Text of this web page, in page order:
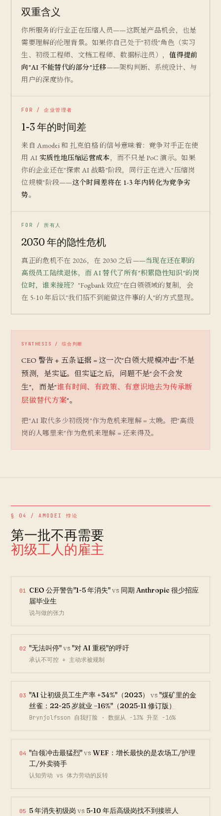
双重含义
你所服务的行业正在压缩人员——这既是产品机会，也是
需要理解的伦理背景。如果你自己处于"初级"角色（实习
生、初级工程师、文档工程师、数据标注员），值得提前
向"AI 不能替代的部分"迁移——架构判断、系统设计、与
用户的深度协作。
FOR / 企业管理者
1-3 年的时间差
来自Amodei和 扎克伯格的信号意味着：竞争对手正在使
用 AI 实质性地压缩运营成本，而不只是 PoC 演示。如果
你的企业还在"探索 AI 战略"阶段，同行正在进入"压缩岗
位规模"阶段——这个时间差将在 1-3 年内转化为竞争劣
势。
FOR / 所有人
2030 年的隐性危机
真正的危机不在 2026，在 2030 之后——当现在还在职的
高级员工陆续退休，而 AI 替代了所有"积累隐性知识"的岗
位时，谁来接班？ "Fogbank 效应"在白领领域的复制，会
在 5-10 年后以"我们招不到能做这件事的人"的方式显现。
CEO 警告 + 五条证据 = 这一次"白领大规模冲击"不是
预测，是实证。但实证之后，问题不是"会不会发
生"，而是"谁有时间、有政策、有意识地去为传承断
层做替代方案"。
把"AI 取代多少初级岗"作为危机来理解 = 太晚。把"高级
岗的人哪里来"作为危机来理解 = 还来得及。
§ 04 / AMODEI 悖论
第一批不再需要
初级工人的雇主
01 CEO 公开警告"1-5 年消失"vs 同期 Anthropic 很少招应
届毕业生
说与做的张力
02 "无法叫停"vs"对 AI 重税"的呼吁
承认不可控 + 主动求被规制
03 "AI 让初级员工生产率 +34%"（2023） vs"煤矿里的金
丝雀：22-25 岁就业 −16%"（2025-11 修订版）
Brynjolfsson 自我打脸 · 数据从 -13% 升至 -16%
04 "白领冲击最猛烈"vsWEF ：增长最快的是农场工/护理
工/外卖骑手
认知劳动 vs 体力劳动的反转
05 5 年消失初级岗 vs 5-10 年后高级岗找不到接班人